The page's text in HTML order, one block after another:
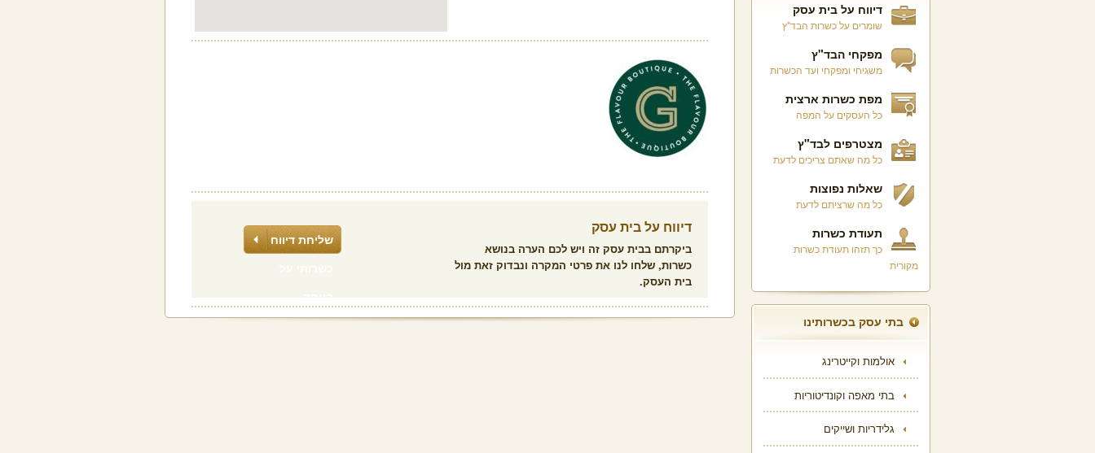
דיווח על בית עסק
שומרים על כשרות הבד"ץ
מפקחי הבד"ץ
משגיחי ומפקחי ועד הכשרות
מפת כשרות ארצית
כל העסקים על המפה
מצטרפים לבד"ץ
כל מה שאתם צריכים לדעת
שאלות נפוצות
כל מה שרציתם לדעת
תעודת כשרות
כך תזהו תעודת כשרות
מקורית
בתי עסק בכשרותינו
אולמות וקייטרינג
בתי מאפה וקונדיטוריות
גלידריות ושייקים
דיווח על בית עסק
ביקרתם בבית עסק זה ויש לכם הערה בנושא
כשרות, שלחו לנו את פרטי המקרה ונבדוק זאת מול
בית העסק.
שליחת דיווח